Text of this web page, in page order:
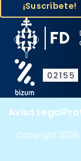
Copyright 2026
Aviso Legal